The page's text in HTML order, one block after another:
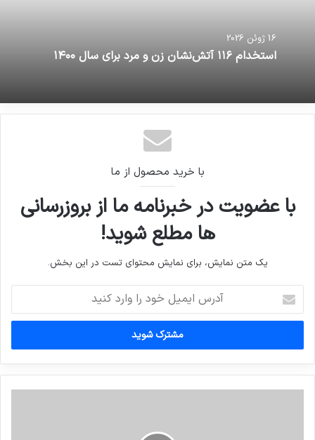
16 ژوئن 2026
استخدام ۱۱۶ آتش‌نشان زن و مرد برای سال ۱۴۰۰
با خرید محصول از ما
با عضویت در خبرنامه ما از بروزرسانی
ها مطلع شوید!
یک متن نمایش، برای نمایش محتوای تست در این بخش.
ایمیل
خود
وارد
کنید